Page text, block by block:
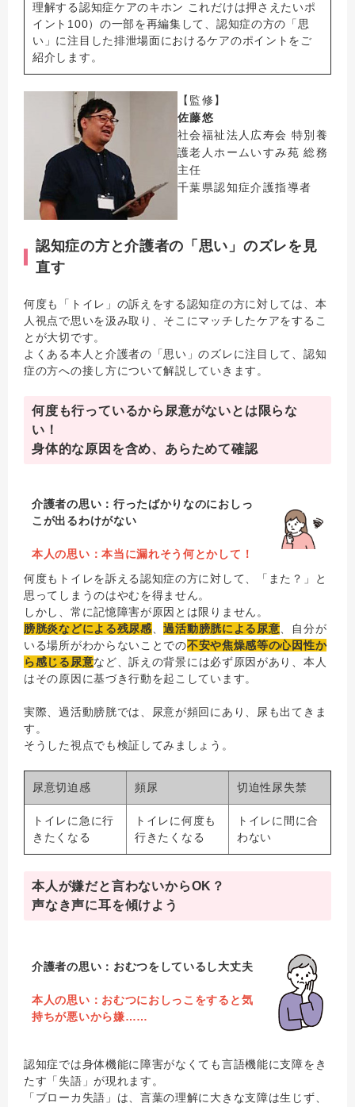
理解する認知症ケアのキホン これだけは押さえたいポ
イント100）の一部を再編集して、認知症の方の「思
い」に注目した排泄場面におけるケアのポイントをご
紹介します。
【監修】
佐藤悠
社会福祉法人広寿会 特別養
護老人ホームいすみ苑 総務
主任
千葉県認知症介護指導者
認知症の方と介護者の「思い」のズレを見
直す
何度も「トイレ」の訴えをする認知症の方に対しては、本
人視点で思いを汲み取り、そこにマッチしたケアをするこ
とが大切です。
よくある本人と介護者の「思い」のズレに注目して、認知
症の方への接し方について解説していきます。
何度も行っているから尿意がないとは限らな
い！
身体的な原因を含め、あらためて確認
介護者の思い：行ったばかりなのにおしっ
こが出るわけがない
本人の思い：本当に漏れそう何とかして！
何度もトイレを訴える認知症の方に対して、「また？」と
思ってしまうのはやむを得ません。
しかし、常に記憶障害が原因とは限りません。
膀胱炎などによる残尿感 、過活動膀胱による尿意 、自分が
いる場所がわからないことでの不安や焦燥感等の心因性か
ら感じる尿意など、訴えの背景には必ず原因があり、本人
はその原因に基づき行動を起こしています。
実際、過活動膀胱では、尿意が頻回にあり、尿も出てきま
す。
そうした視点でも検証してみましょう。
尿意切迫感 頻尿 切迫性尿失禁
トイレに急に行
きたくなる
トイレに何度も
行きたくなる
トイレに間に合
わない
本人が嫌だと言わないからOK？
声なき声に耳を傾けよう
介護者の思い：おむつをしているし大丈夫
本人の思い：おむつにおしっこをすると気
持ちが悪いから嫌……
認知症では身体機能に障害がなくても言語機能に支障をき
たす「失語」が現れます。
「ブローカ失語」は、言葉の理解に大きな支障は生じず、